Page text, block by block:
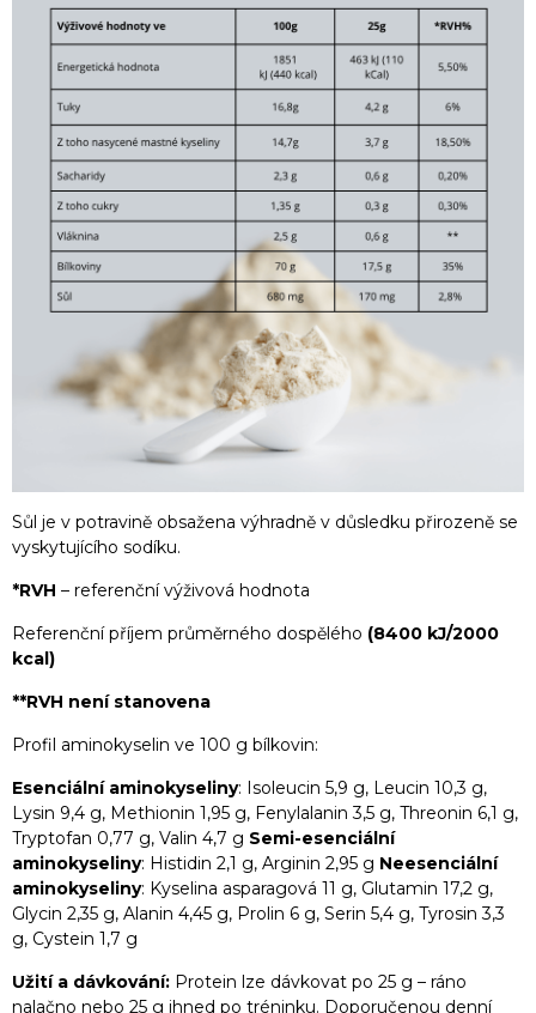
Sůl je v potravině obsažena výhradně v důsledku přirozeně se
vyskytujícího sodíku.
*RVH – referenční výživová hodnota
Referenční příjem průměrného dospělého (8400 kJ/2000
kcal)
**RVH není stanovena
Profil aminokyselin ve 100 g bílkovin:
Esenciální aminokyseliny: Isoleucin 5,9 g, Leucin 10,3 g,
Lysin 9,4 g, Methionin 1,95 g, Fenylalanin 3,5 g, Threonin 6,1 g,
Tryptofan 0,77 g, Valin 4,7 g Semi-esenciální
aminokyseliny: Histidin 2,1 g, Arginin 2,95 g Neesenciální
aminokyseliny: Kyselina asparagová 11 g, Glutamin 17,2 g,
Glycin 2,35 g, Alanin 4,45 g, Prolin 6 g, Serin 5,4 g, Tyrosin 3,3
g, Cystein 1,7 g
Užití a dávkování: Protein lze dávkovat po 25 g – ráno
nalačno nebo 25 g ihned po tréninku. Doporučenou denní